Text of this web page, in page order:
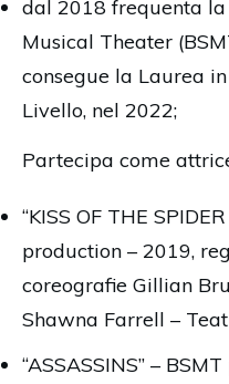
dal 2018 frequenta la
Musical Theater
consegue la Laurea
Livello, nel 2022;
Partecipa come
“KISS OF THE
production – 2019,
coreografie Gillian
Shawna Farrell –
“ASSASSINS” –